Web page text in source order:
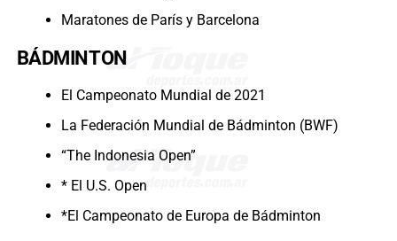
Maratones de París y Barcelona
BÁDMINTON
El Campeonato Mundial de 2021
La Federación Mundial de Bádminton (BWF)
“The Indonesia Open”
* El U.S. Open
*El Campeonato de Europa de Bádminton